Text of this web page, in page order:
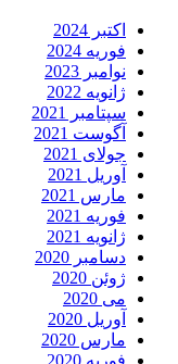
اکتبر 2024
فوریه 2024
نوامبر 2023
ژانویه 2022
سپتامبر 2021
آگوست 2021
جولای 2021
آوریل 2021
مارس 2021
فوریه 2021
ژانویه 2021
دسامبر 2020
ژوئن 2020
می 2020
آوریل 2020
مارس 2020
فوریه 2020